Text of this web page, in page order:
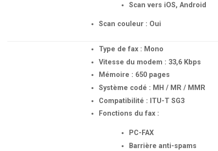
Scan vers iOS, Android
Scan couleur : Oui
Type de fax : Mono
Vitesse du modem : 33,6 Kbps
Mémoire : 650 pages
Système codé : MH / MR / MMR
Compatibilité : ITU-T SG3
Fonctions du fax :
PC-FAX
Barrière anti-spams